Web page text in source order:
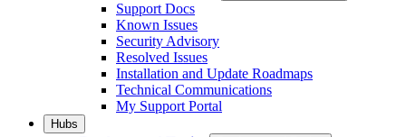
Support Docs
Known Issues
Security Advisory
Resolved Issues
Installation and Update Roadmaps
Technical Communications
My Support Portal
Hubs